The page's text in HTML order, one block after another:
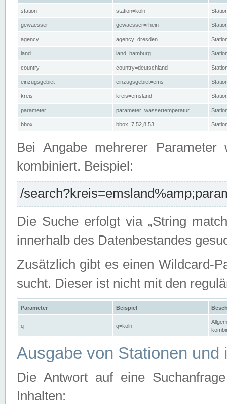
station station=köln
gewaesser gewaesser=rhein
agency agency=dresden
land land=hamburg
country country=deutschland
einzugsgebiet einzugsgebiet=ems
kreis kreis=emsland
parameter parameter=wassertemperatur
bbox bbox=7,52,8,53
Bei Angabe mehrerer Parameter
kombiniert. Beispiel:
/
Die Suche erfolgt via „String
innerhalb des Datenbestandes
Zusätzlich gibt es einen Wildcard-
sucht. Dieser ist nicht mit den
Parameter Beispiel
q q=köln
Ausgabe von Stationen und
Die Antwort auf eine
Inhalten: